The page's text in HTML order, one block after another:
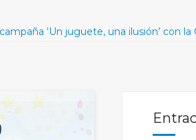
‘Un juguete, una ilusión’ con